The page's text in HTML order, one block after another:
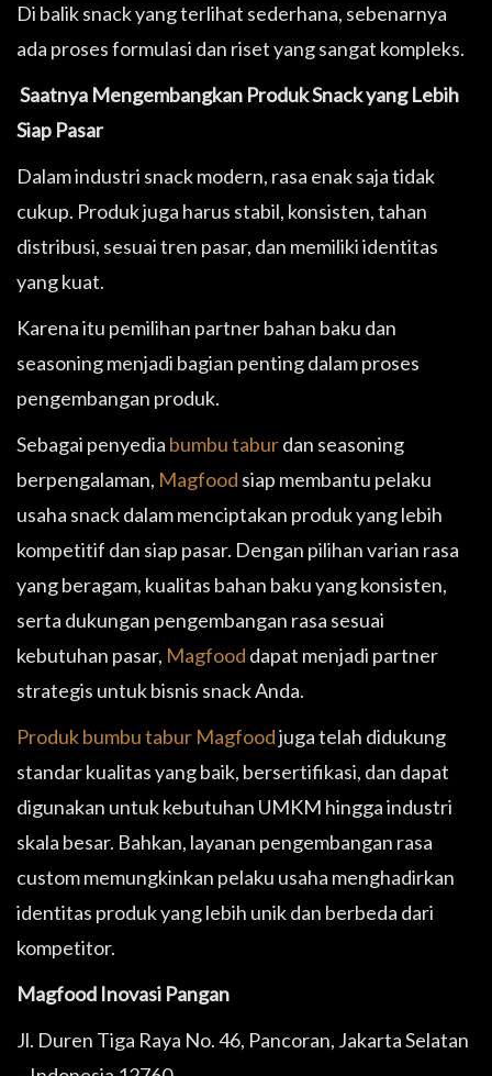
Di balik snack yang terlihat sederhana, sebenarnya
ada proses formulasi dan riset yang sangat kompleks.
Saatnya Mengembangkan Produk Snack yang Lebih
Siap Pasar
Dalam industri snack modern, rasa enak saja tidak
cukup. Produk juga harus stabil, konsisten, tahan
distribusi, sesuai tren pasar, dan memiliki identitas
yang kuat.
Karena itu pemilihan partner bahan baku dan
seasoning menjadi bagian penting dalam proses
pengembangan produk.
Sebagai penyedia bumbu taburdan seasoning
berpengalaman, Magfood siap membantu pelaku
usaha snack dalam menciptakan produk yang lebih
kompetitif dan siap pasar. Dengan pilihan varian rasa
yang beragam, kualitas bahan baku yang konsisten,
serta dukungan pengembangan rasa sesuai
kebutuhan pasar, Magfood dapat menjadi partner
strategis untuk bisnis snack Anda.
Produk bumbu tabur Magfoodjuga telah didukung
standar kualitas yang baik, bersertifikasi, dan dapat
digunakan untuk kebutuhan UMKM hingga industri
skala besar. Bahkan, layanan pengembangan rasa
custom memungkinkan pelaku usaha menghadirkan
identitas produk yang lebih unik dan berbeda dari
kompetitor.
Magfood Inovasi Pangan
Jl. Duren Tiga Raya No. 46, Pancoran, Jakarta Selatan